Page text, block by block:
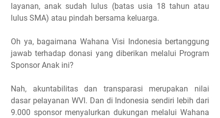
layanan, anak sudah lulus (batas usia 18 tahun atau
lulus SMA) atau pindah bersama keluarga.
Oh ya, bagaimana Wahana Visi Indonesia bertanggung
jawab terhadap donasi yang diberikan melalui Program
Sponsor Anak ini?
Nah, akuntabilitas dan transparasi merupakan nilai
dasar pelayanan WVI. Dan di Indonesia sendiri lebih dari
9.000 sponsor menyalurkan dukungan melalui Wahana